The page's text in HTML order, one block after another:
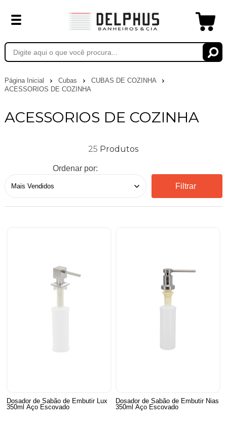
Página Inicial Cubas
CUBAS DE COZINHA
ACESSORIOS DE COZINHA
ACESSORIOS DE COZINHA
25
Ordenar por:
Filtrar
Dosador de Sabão de Embutir Lux
350ml Aço Escovado
Dosador de Sabão de Embutir Nias
350ml Aço Escovado